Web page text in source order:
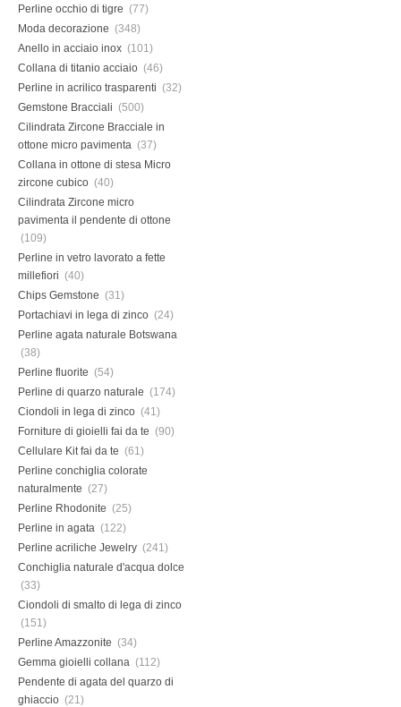
Perline occhio di tigre (77)
Moda decorazione (348)
Anello in acciaio inox (101)
Collana di titanio acciaio (46)
Perline in acrilico trasparenti (32)
Gemstone Bracciali (500)
Cilindrata Zircone Bracciale in
ottone micro pavimenta (37)
Collana in ottone di stesa Micro
zircone cubico (40)
Cilindrata Zircone micro
pavimenta il pendente di ottone
(109)
Perline in vetro lavorato a fette
millefiori (40)
Chips Gemstone (31)
Portachiavi in lega di zinco (24)
Perline agata naturale Botswana
(38)
Perline fluorite (54)
Perline di quarzo naturale (174)
Ciondoli in lega di zinco (41)
Forniture di gioielli fai da te (90)
Cellulare Kit fai da te (61)
Perline conchiglia colorate
naturalmente (27)
Perline Rhodonite (25)
Perline in agata (122)
Perline acriliche Jewelry (241)
Conchiglia naturale d'acqua dolce
(33)
Ciondoli di smalto di lega di zinco
(151)
Perline Amazzonite (34)
Gemma gioielli collana (112)
Pendente di agata del quarzo di
ghiaccio (21)